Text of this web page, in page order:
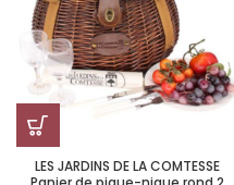
LES JARDINS DE LA COMTESSE